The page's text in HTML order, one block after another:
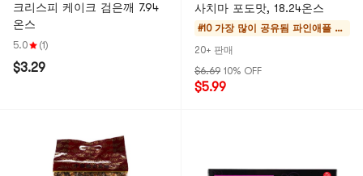
크리스피 케이크 검은깨 7.94
온스
5.0 (1)
$3.29
사치마 포도맛, 18.24온스
#10 가장 많이 공유됨 파인애플 케
20+ 판매
$6.69 10% OFF
$5.99